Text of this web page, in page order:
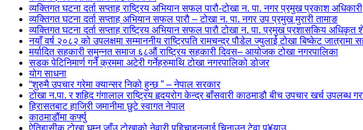
व्यक्तिगत घटना दर्ता सप्ताह राष्ट्रिय अभियान सफल पारौ-टोखा न. पा. नगर प्रमुख प्रकाश अधिकारी
व्यक्तिगत घटना दर्ता सप्ताह अभियान सफल पारौ – टोखा न. पा. नगर उप प्रमुख मुरारी तामाङ
व्यक्तिगत घटना दर्ता सप्ताह राष्ट्रिय अभियान सफल पारौ टोखा न. पा. प्रमुख प्रशासकिय अधिकृत
नयाँ वर्ष २०८२ को उपलक्षमा सम्माननीय राष्ट्रिपति रामचन्द्र पौडेल ज्युलाई टोखा बिष्केट जात्रामा
मर्यादित सहकारी समुन्नत समाज ६८औं राष्ट्रिय सहकारी दिवस– आयोजक टोखा नगरपालिका
सडक पेटिनिमार्ण गर्ने क्रममा अटेरी गर्नेहरुमाथि टोखा नगरपालिको डोजर
योग साधना
“शुरुमै उपचार गरेमा क्यान्सर निको हुन्छ ” – नेपाल सरकार
टोखा न.पा. र शहिद गंगालाल राष्ट्रिय हृदयरोग केन्द्र बाँसवारी काठमाडौ बीच उपचार खर्च उपलब्ध
हिरासतबाट हाजिरी जमानीमा छुटे स्वागत नेपाल
काठमाडौंमा कर्फ्यु
ऐतिहासीक टोखा घुम्न जाँउ टोखाको नेवारी पहिचाहनलाई चिनाउन टेवा पु¥याउ